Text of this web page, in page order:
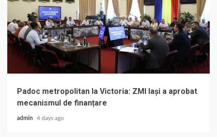
Padoc metropolitan la Victoria: ZMI Iași a aprobat
mecanismul de finanțare
admin 4 days ago